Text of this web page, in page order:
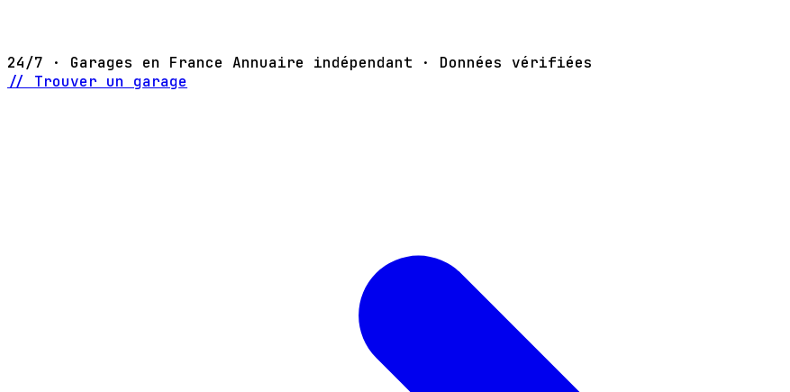
24/7 · Garages en France Annuaire indépendant · Données vérifiées
// Trouver un garage